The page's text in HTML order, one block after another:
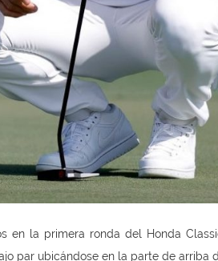
en la primera ronda del Honda
par ubicándose en la parte de arriba